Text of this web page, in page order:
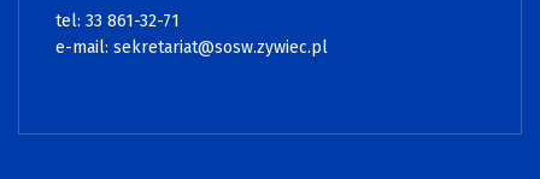
tel: 33 861-32-71
e-mail: sekretariat@sosw.zywiec.pl